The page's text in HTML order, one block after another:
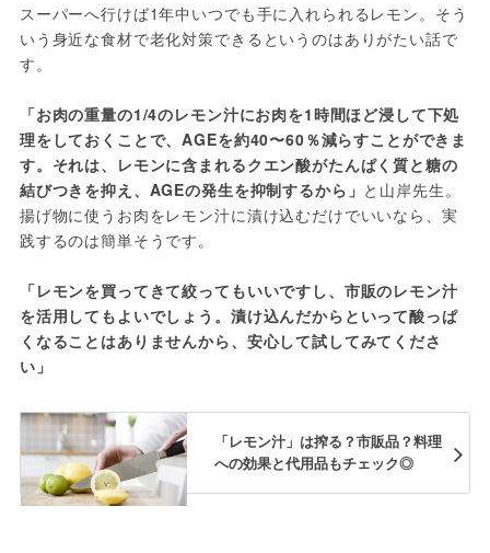
スーパーへ行けば1年中いつでも手に入れられるレモン。そう
いう身近な食材で老化対策できるというのはありがたい話で
す。
「お肉の重量の1/4のレモン汁にお肉を1時間ほど浸して下処
理をしておくことで、AGEを約40〜60％減らすことができま
す。それは、レモンに含まれるクエン酸がたんぱく質と糖の
結びつきを抑え、AGEの発生を抑制するから」 と山岸先生。
揚げ物に使うお肉をレモン汁に漬け込むだけでいいなら、実
践するのは簡単そうです。
「レモンを買ってきて絞ってもいいですし、市販のレモン汁
を活用してもよいでしょう。漬け込んだからといって酸っぱ
くなることはありませんから、安心して試してみてくださ
い」
「レモン汁」は搾る？市販品？料理
への効果と代用品もチェック◎